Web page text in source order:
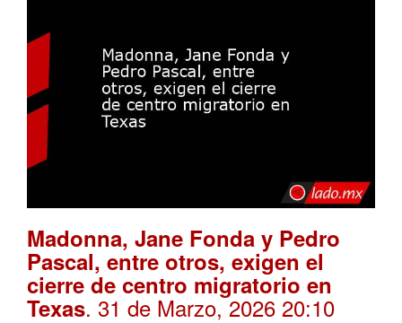
Madonna, Jane Fonda y Pedro
Pascal, entre otros, exigen el
cierre de centro migratorio en
Texas. 31 de Marzo, 2026 20:10